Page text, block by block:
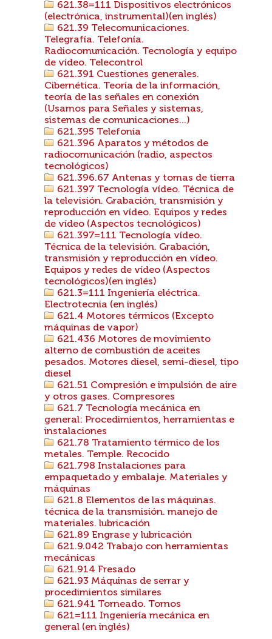
621.38=111 Dispositivos electrónicos
(electrónica, instrumental)(en inglés)
621.39 Telecomunicaciones.
Telegrafía. Telefonía.
Radiocomunicación. Tecnología y equipo
de vídeo. Telecontrol
621.391 Cuestiones generales.
Cibernética. Teoría de la información,
teoría de las señales en conexión
(Usamos para Señales y sistemas,
sistemas de comunicaciones...)
621.395 Telefonía
621.396 Aparatos y métodos de
radiocomunicación (radio, aspectos
tecnológicos)
621.396.67 Antenas y tomas de tierra
621.397 Tecnología vídeo. Técnica de
la televisión. Grabación, transmisión y
reproducción en vídeo. Equipos y redes
de vídeo (Aspectos tecnológicos)
621.397=111 Tecnología vídeo.
Técnica de la televisión. Grabación,
transmisión y reproducción en vídeo.
Equipos y redes de vídeo (Aspectos
tecnológicos)(en inglés)
621.3=111 Ingeniería eléctrica.
Electrotecnia (en inglés)
621.4 Motores térmicos (Excepto
máquinas de vapor)
621.436 Motores de movimiento
alterno de combustión de aceites
pesados. Motores diesel, semi-diesel, tipo
diesel
621.51 Compresión e impulsión de aire
y otros gases. Compresores
621.7 Tecnología mecánica en
general: Procedimientos, herramientas e
instalaciones
621.78 Tratamiento térmico de los
metales. Temple. Recocido
621.798 Instalaciones para
empaquetado y embalaje. Materiales y
máquinas
621.8 Elementos de las máquinas.
técnica de la transmisión. manejo de
materiales. lubricación
621.89 Engrase y lubricación
621.9.042 Trabajo con herramientas
mecánicas
621.914 Fresado
621.93 Máquinas de serrar y
procedimientos similares
621.941 Torneado. Tornos
621=111 Ingeniería mecánica en
general (en inglés)